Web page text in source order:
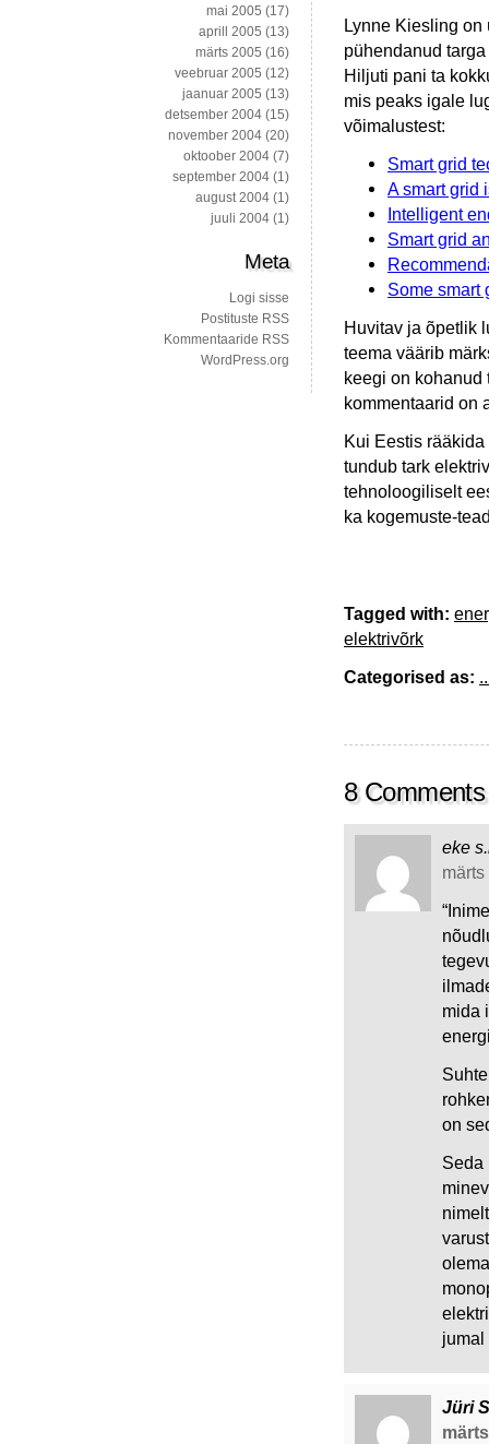
Lynne Kiesling on
pühendanud
Hiljuti pani ta
mis peaks igale
võimalustest:
Smart grid
A smart grid
Intelligent
Smart grid
Some smart
Huvitav ja õpetlik
teema väärib
keegi on kohanud
kommentaarid on
Kui Eestis
tundub tark
tehnoloogiliselt
ka kogemuste-
Tagged with:
elektrivõrk
Categorised as:
8 Comments
eke
mida
on
Seda
jumal
Jüri
mai 2005 (17)
aprill 2005 (13)
märts 2005 (16)
veebruar 2005 (12)
jaanuar 2005 (13)
detsember 2004 (15)
november 2004 (20)
oktoober 2004 (7)
september 2004 (1)
august 2004 (1)
juuli 2004 (1)
Meta
Logi sisse
Postituste RSS
Kommentaaride RSS
WordPress.org